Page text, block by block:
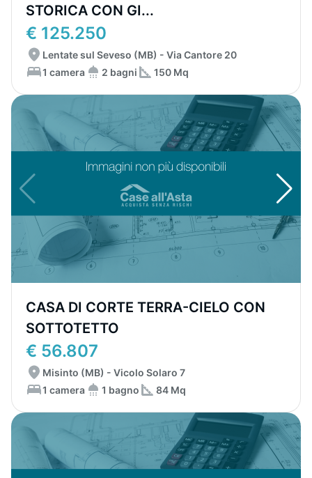
STORICA CON GI...
€ 125.250
Lentate sul Seveso (MB) - Via Cantore 20
1 camera
2 bagni 150 Mq
CASA DI CORTE TERRA-CIELO CON
SOTTOTETTO
€ 56.807
Misinto (MB) - Vicolo Solaro 7
1 camera
1 bagno 84 Mq